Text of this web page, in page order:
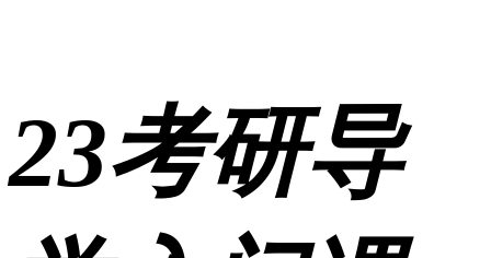
23考研导